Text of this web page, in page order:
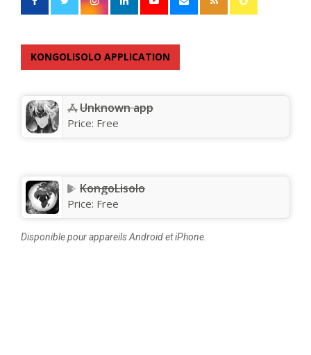
KONGOLISOLO APPLICATION
Unknown app
Price: Free
KongoLisolo
Price: Free
Disponible pour appareils Android et iPhone.